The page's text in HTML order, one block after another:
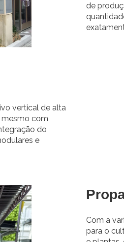
de
vertical de alta
mesmo com
do
e
Com a
para o